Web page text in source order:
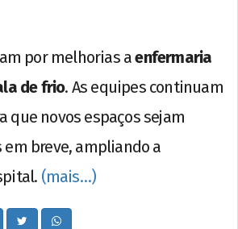
por melhorias aenfermaria
de frio. As equipes continuam
que novos espaços sejam
breve, ampliando a
(mais…)